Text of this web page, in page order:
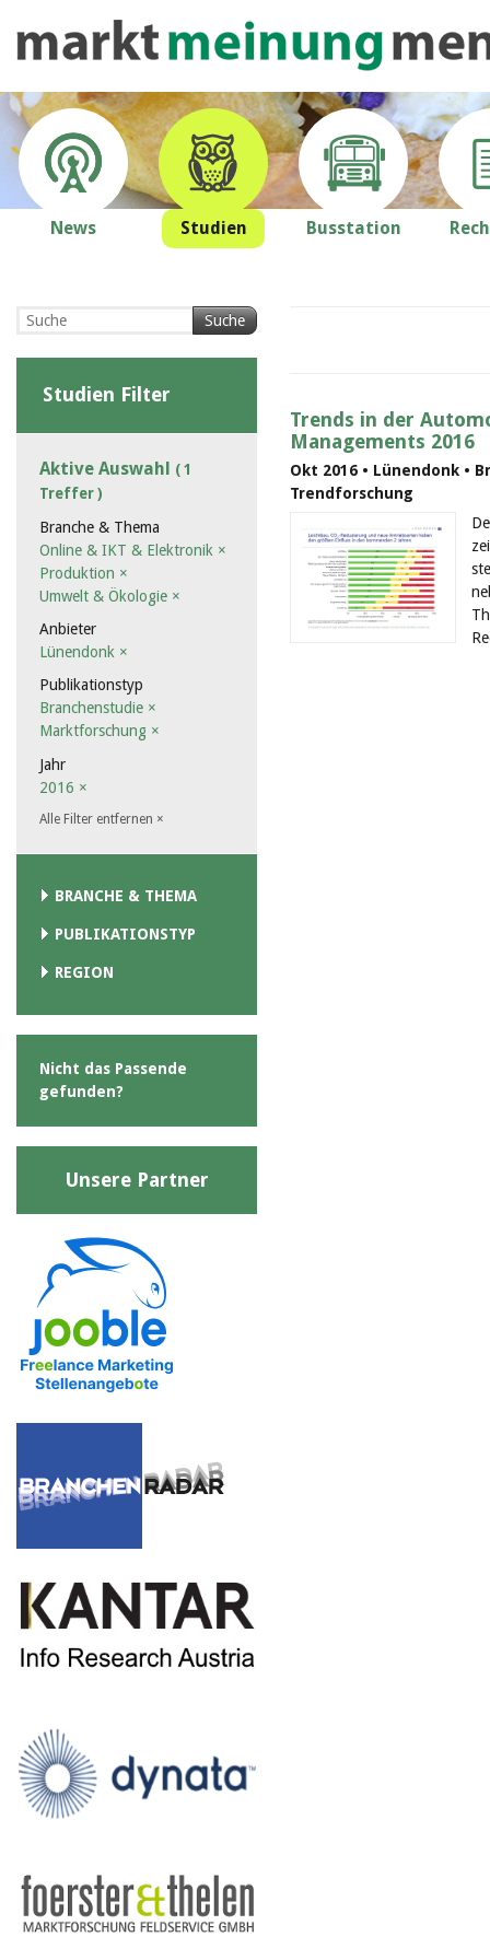
News Studien Busstation
Trends in der
Managements 2016
Okt 2016 • Lünendonk •
Trendforschung
Suche
Studien Filter
Aktive Auswahl ( 1
Treffer )
Branche & Thema
Online & IKT & Elektronik ×
Produktion ×
Umwelt & Ökologie ×
Anbieter
Lünendonk ×
Publikationstyp
Branchenstudie ×
Marktforschung ×
Jahr
2016 ×
Alle Filter entfernen ×
BRANCHE & THEMA
PUBLIKATIONSTYP
REGION
Nicht das Passende
gefunden?
Unsere Partner